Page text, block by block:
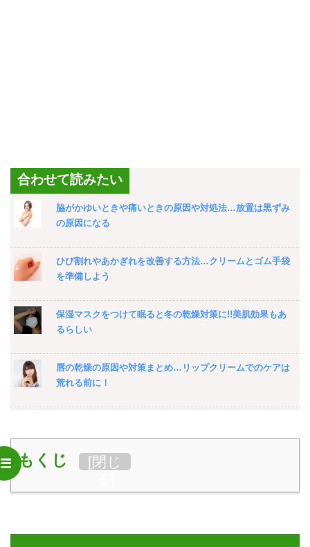
合わせて読みたい
脇がかゆいときや痛いときの原因や対処法…放置は黒ずみ
の原因になる
ひび割れやあかぎれを改善する方法…クリームとゴム手袋
を準備しよう
保湿マスクをつけて眠ると冬の乾燥対策に!!美肌効果もあ
るらしい
唇の乾燥の原因や対策まとめ…リップクリームでのケアは
荒れる前に！
後のツルツル感ヤバイよ
服を着て日焼け防止しよう
もくじ [閉じ